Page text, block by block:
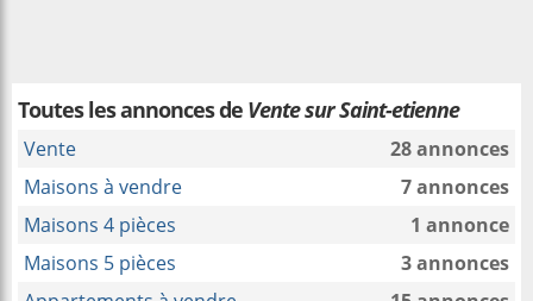
Toutes les annonces de Vente sur Saint-etienne
Vente
28 annonces
Maisons à vendre
7 annonces
Maisons 4 pièces
1 annonce
Maisons 5 pièces
3 annonces